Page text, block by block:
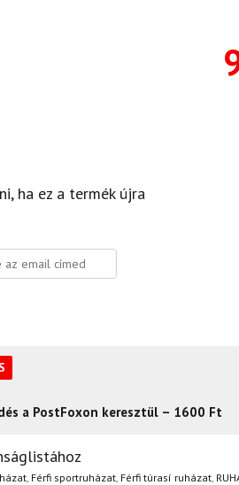
ha ez a termék újra
a PostFoxon keresztül – 1600 Ft
Semmi gond – a terméket
Mik a visszaküldés feltételei?
, Férfi sportruházat, Férfi túrasí ruházat,